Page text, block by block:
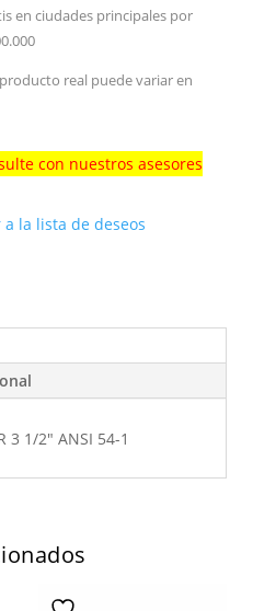
en ciudades principales por
real puede variar en
con nuestros asesores
la lista de deseos
3 1/2" ANSI 54-1